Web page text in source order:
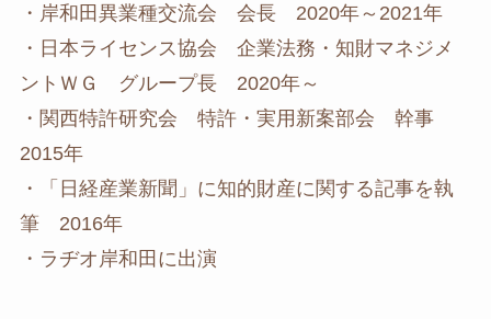
・岸和田異業種交流会 会長 2020年～2021年
・日本ライセンス協会 企業法務・知財マネジメ
ントＷＧ グループ長 2020年～
・関西特許研究会 特許・実用新案部会 幹事
2015年
・「日経産業新聞」に知的財産に関する記事を執
筆 2016年
・ラヂオ岸和田に出演